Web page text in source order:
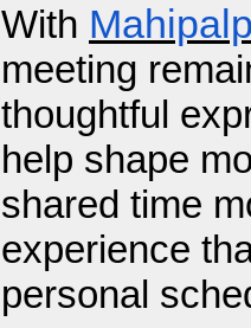
With
meeting
thoughtful
help shape
shared time
experience
personal